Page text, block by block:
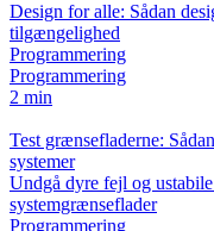
Design for alle: Sådan
tilgængelighed
Programmering
Programmering
2 min
Test grænsefladerne:
systemer
Undgå dyre fejl og
systemgrænseflader
Programmering